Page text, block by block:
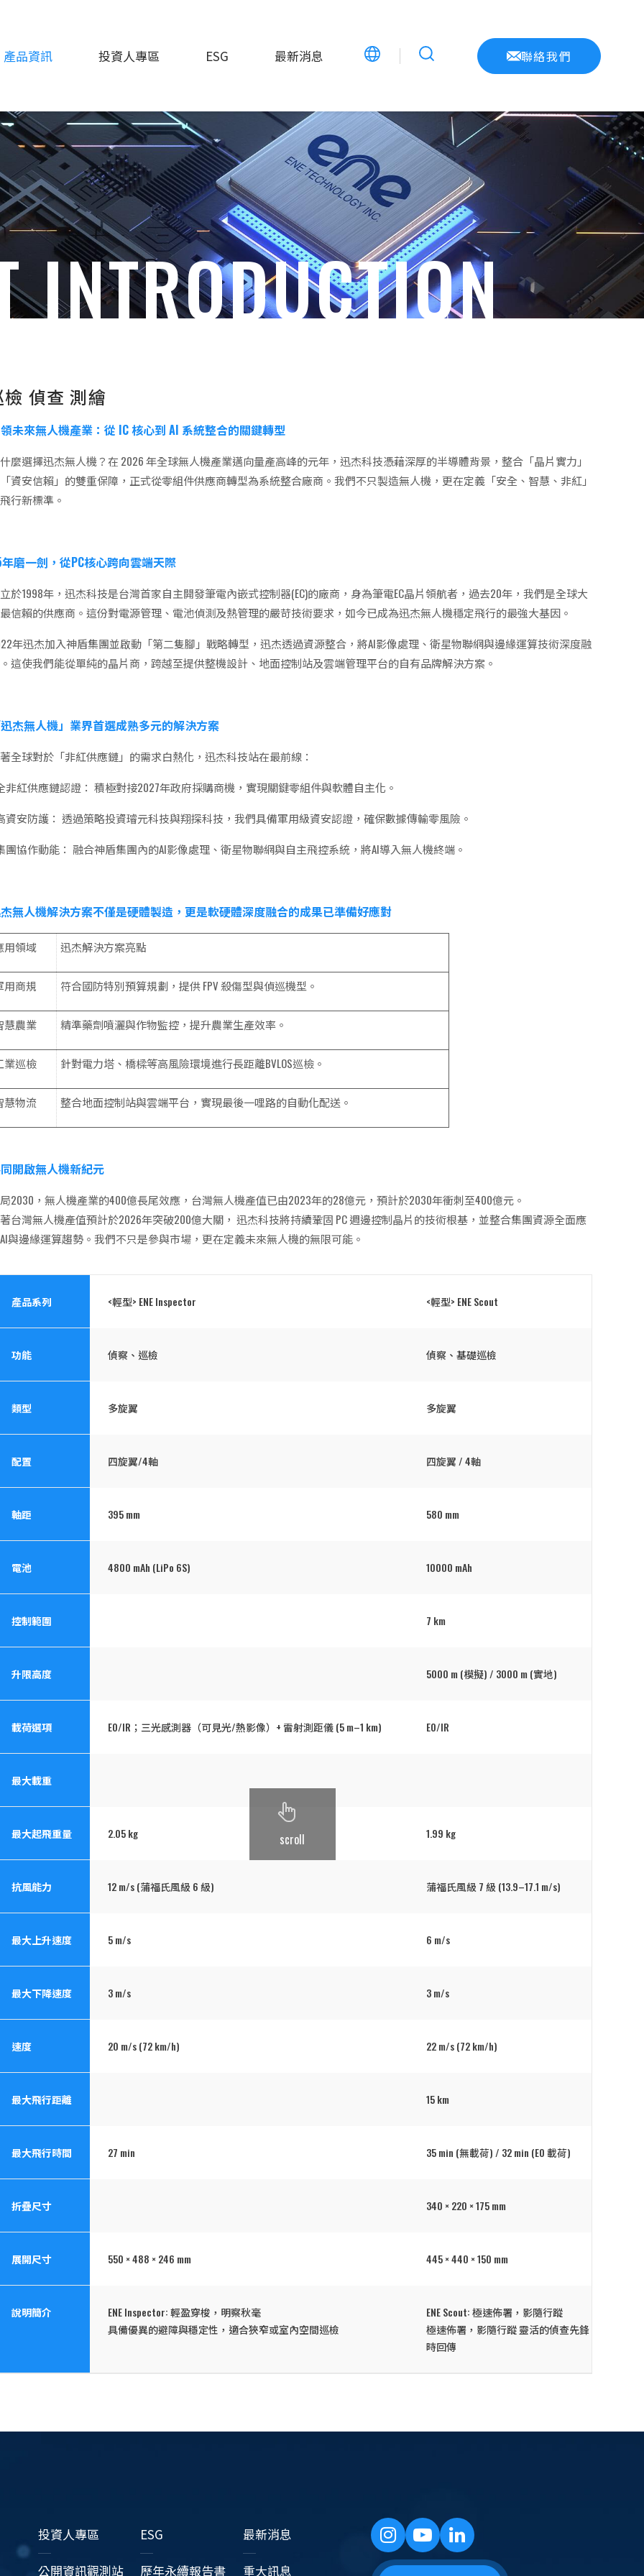
產品資訊 投資人專區 ESG 最新消息 聯絡我們
INTRODUCTION
檢 偵查 測繪
未來無人機產業：從 IC 核心到 AI 系統整合的關鍵轉型
麼選擇迅杰無人機？在 2026 年全球無人機產業邁向量產高峰的元年，迅杰科技憑藉深厚的半導體背景，整合「晶片實力」
資安信賴」的雙重保障，正式從零組件供應商轉型為系統整合廠商。我們不只製造無人機，更在定義「安全、智慧、非紅」
行新標準。
磨一劍，從PC核心跨向雲端天際
於1998年，迅杰科技是台灣首家自主開發筆電內嵌式控制器(EC)的廠商，身為筆電EC晶片領航者，過去20年，我們是全球大
信賴的供應商。這份對電源管理、電池偵測及熱管理的嚴苛技術要求，如今已成為迅杰無人機穩定飛行的最強大基因。
年迅杰加入神盾集團並啟動「第二隻腳」戰略轉型，迅杰透過資源整合，將AI影像處理、衛星物聯網與邊緣運算技術深度融
這使我們能從單純的晶片商，跨越至提供整機設計、地面控制站及雲端管理平台的自有品牌解決方案。
迅杰無人機」業界首選成熟多元的解決方案
全球對於「非紅供應鏈」的需求白熱化，迅杰科技站在最前線：
非紅供應鏈認證： 積極對接2027年政府採購商機，實現關鍵零組件與軟體自主化。
資安防護： 透過策略投資璿元科技與翔探科技，我們具備軍用級資安認證，確保數據傳輸零風險。
團協作動能： 融合神盾集團內的AI影像處理、衛星物聯網與自主飛控系統，將AI導入無人機終端。
無人機解決方案不僅是硬體製造，更是軟硬體深度融合的成果已準備好應對
用領域 迅杰解決方案亮點
用商規 符合國防特別預算規劃，提供 FPV 殺傷型與偵巡機型。
慧農業 精準藥劑噴灑與作物監控，提升農業生產效率。
業巡檢 針對電力塔、橋樑等高風險環境進行長距離BVLOS巡檢。
慧物流 整合地面控制站與雲端平台，實現最後一哩路的自動化配送。
開啟無人機新紀元
2030，無人機產業的400億長尾效應，台灣無人機產值已由2023年的28億元，預計於2030年衝刺至400億元。
台灣無人機產值預計於2026年突破200億大關， 迅杰科技將持續鞏固 PC 週邊控制晶片的技術根基，並整合集團資源全面應
與邊緣運算趨勢。我們不只是參與市場，更在定義未來無人機的無限可能。
scroll
產品系列 <輕型> ENE Inspector <輕型> ENE Scout
功能 偵察、巡檢 偵察、基礎巡檢
類型 多旋翼 多旋翼
配置 四旋翼/4軸 四旋翼 / 4軸
軸距 395 mm 580 mm
電池 4800 mAh (LiPo 6S) 10000 mAh
控制範圍 7 km
升限高度 5000 m (模擬) / 3000 m (實地)
載荷選項 EO/IR；三光感測器（可見光/熱影像）+ 雷射測距儀 (5 m–1 km) EO/IR
最大載重
最大起飛重量 2.05 kg 1.99 kg
抗風能力 12 m/s (蒲福氏風級 6 級) 蒲福氏風級 7 級 (13.9–17.1 m/s)
最大上升速度 5 m/s 6 m/s
最大下降速度 3 m/s 3 m/s
速度 20 m/s (72 km/h) 22 m/s (72 km/h)
最大飛行距離 15 km
最大飛行時間 27 min 35 min (無載荷) / 32 min (EO 載荷)
折疊尺寸 340 × 220 × 175 mm
展開尺寸 550 × 488 × 246 mm 445 × 440 × 150 mm
說明簡介
ENE Inspector: 輕盈穿梭，明察秋毫
具備優異的避障與穩定性，適合狹窄或室內空間巡檢
ENE Scout: 極速佈署，影隨行蹤
極速佈署，影隨行蹤 靈活的偵查先鋒，適合快速
時回傳
投資人專區
公開資訊觀測站
ESG
歷年永續報告書
最新消息
重大訊息